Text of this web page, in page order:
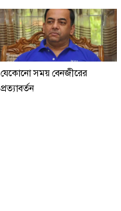
যেকোনো সময় বেনজীরের
প্রত্যাবর্তন